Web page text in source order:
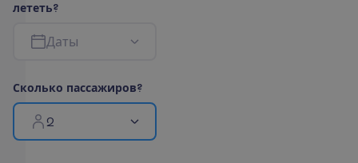
лететь?
Даты
Сколько пассажиров?
2